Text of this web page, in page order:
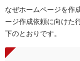
なぜホームページを作
ージ作成依頼に向けた
下のとおりです。